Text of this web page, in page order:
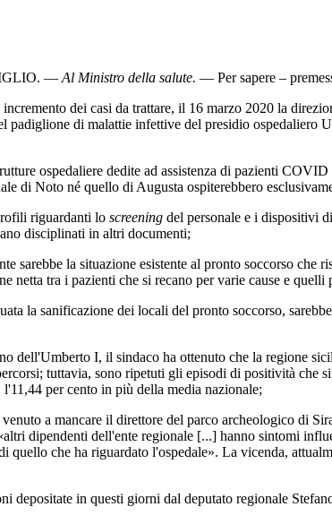
. — Al Ministro della salute. — Per sapere –
dei casi da trattare, il 16 marzo 2020 la
padiglione di malattie infettive del presidio ospedaliero
ospedaliere dedite ad assistenza di pazienti COVID
di Noto né quello di Augusta ospiterebbero
riguardanti lo screening del personale e i dispositivi
disciplinati in altri documenti;
la situazione esistente al pronto soccorso che
netta tra i pazienti che si recano per varie cause e quelli
sanificazione dei locali del pronto soccorso,
I, il sindaco ha ottenuto che la regione
tuttavia, sono ripetuti gli episodi di positività che
per cento in più della media nazionale;
a mancare il direttore del parco archeologico di
dipendenti dell'ente regionale [...] hanno sintomi
quello che ha riguardato l'ospedale». La vicenda,
in questi giorni dal deputato regionale